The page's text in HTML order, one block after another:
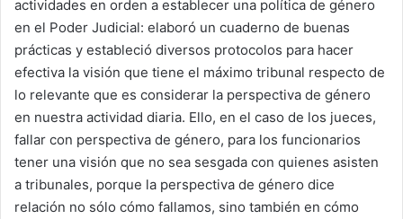
actividades en orden a establecer una política de género
en el Poder Judicial: elaboró un cuaderno de buenas
prácticas y estableció diversos protocolos para hacer
efectiva la visión que tiene el máximo tribunal respecto de
lo relevante que es considerar la perspectiva de género
en nuestra actividad diaria. Ello, en el caso de los jueces,
fallar con perspectiva de género, para los funcionarios
tener una visión que no sea sesgada con quienes asisten
a tribunales, porque la perspectiva de género dice
relación no sólo cómo fallamos, sino también en cómo